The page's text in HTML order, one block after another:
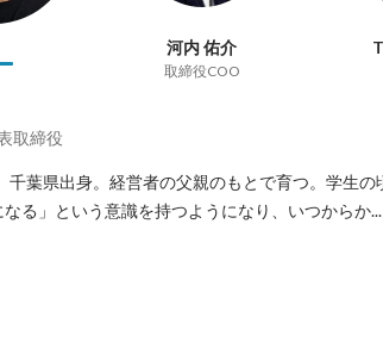
河内 佑介
取締役COO
取締役
千葉県出身。経営者の父親のもとで育つ。学生
る」という意識を持つようになり、いつからか...